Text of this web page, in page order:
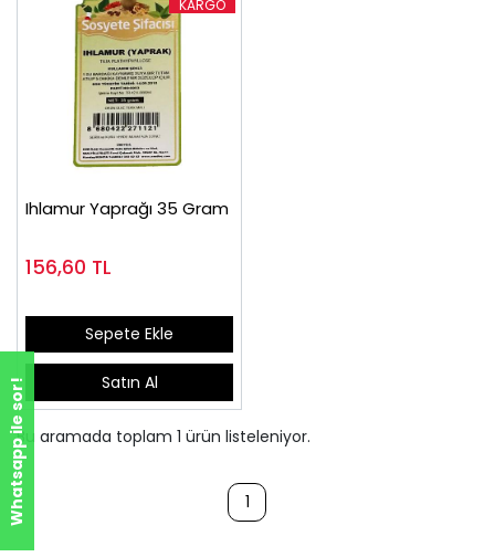
Ihlamur Yaprağı 35 Gram
156,60 TL
Sepete Ekle
Satın Al
Bu aramada toplam 1 ürün listeleniyor.
1
Whatsapp ile sor!